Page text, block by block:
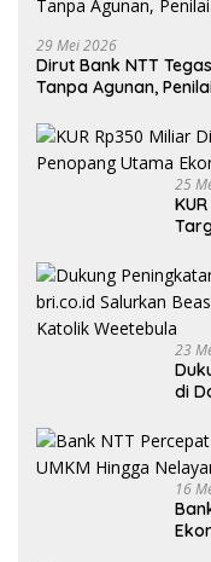
29 Mei 2026
Dirut Bank NTT
Tanpa Agunan,
25
23
di
16